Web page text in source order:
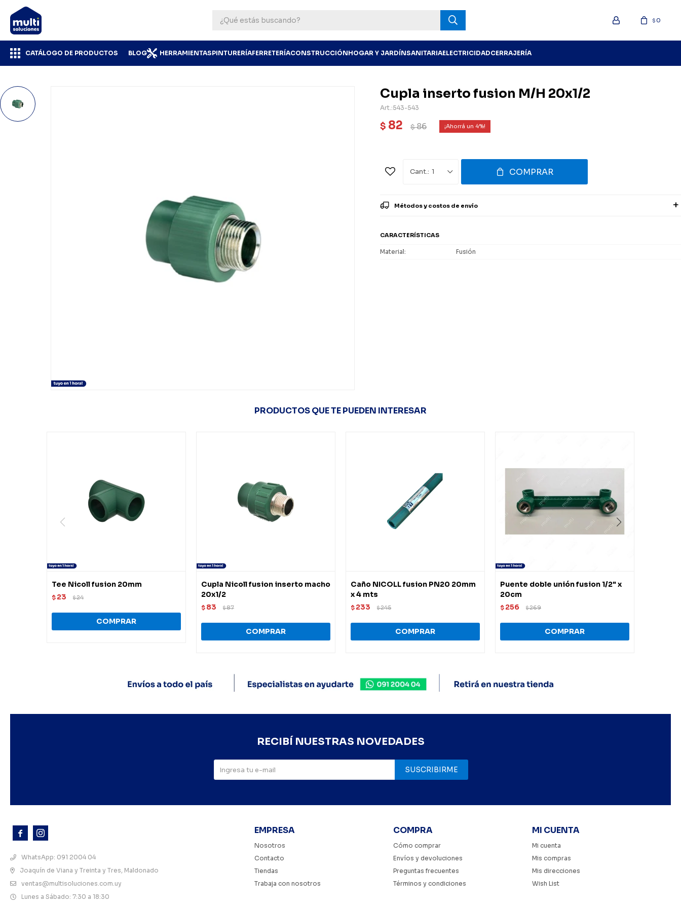
CATÁLOGO DE PRODUCTOS BLOG HERRAMIENTASPINTURERÍAFERRETERÍACONSTRUCCIÓNHOGAR Y JARDÍNSANITARIAELECTRICIDADCERRAJERÍA
$0
Cupla inserto fusion M/H 20x1/2
543-543
$ 82 $86 4
1 COMPRAR
Métodos y costos de envío
CARACTERÍSTICAS
Material Fusión
PRODUCTOS QUE TE PUEDEN INTERESAR
Tee Nicoll fusion 20mm
$ 23 $24
Cupla Nicoll fusion inserto macho
20x1/2
$ 83 $87
Caño NICOLL fusion PN20 20mm
x 4 mts
$ 233 $245
Puente doble unión fusion 1/2" x
20cm
$ 256 $269
 
WhatsApp: 091 2004 04
Joaquín de Viana y Treinta y Tres, Maldonado
ventas@multisoluciones.com.uy
Lunes a Sábado: 7:30 a 18:30
EMPRESA
Nosotros
Contacto
Tiendas
Trabaja con nosotros
COMPRA
Cómo comprar
Envíos y devoluciones
Preguntas frecuentes
Términos y condiciones
MI CUENTA
Mi cuenta
Mis compras
Mis direcciones
Wish List
RECIBÍ NUESTRAS NOVEDADES
SUSCRIBIRME